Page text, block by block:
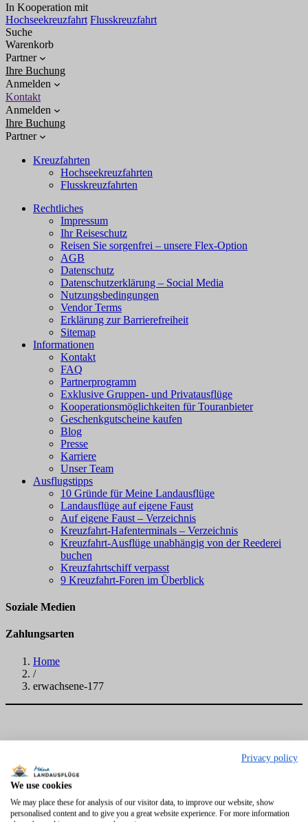
In Kooperation mit
Hochseekreuzfahrt Flusskreuzfahrt
Suche
Warenkorb
Partner
Ihre Buchung
Anmelden
Kontakt
Anmelden
Ihre Buchung
Partner
Kreuzfahrten
Hochseekreuzfahrten
Flusskreuzfahrten
Rechtliches
Impressum
Ihr Reiseschutz
Reisen Sie sorgenfrei – unsere Flex-Option
AGB
Datenschutz
Datenschutzerklärung – Social Media
Nutzungsbedingungen
Vendor Terms
Erklärung zur Barrierefreiheit
Sitemap
Informationen
Kontakt
FAQ
Partnerprogramm
Exklusive Gruppen- und Privatausflüge
Kooperationsmöglichkeiten für Touranbieter
Geschenkgutscheine kaufen
Blog
Presse
Karriere
Unser Team
Ausflugstipps
10 Gründe für Meine Landausflüge
Landausflüge auf eigene Faust
Auf eigene Faust – Verzeichnis
Kreuzfahrt-Hafenterminals – Verzeichnis
Kreuzfahrt-Ausflüge unabhängig von der Reederei
buchen
Kreuzfahrtschiff verpasst
9 Kreuzfahrt-Foren im Überblick
Soziale Medien
Zahlungsarten
Home
/
erwachsene-177
Privacy policy
We use cookies
We may place these for analysis of our visitor data, to improve our website, show
personalised content and to give you a great website experience. For more information